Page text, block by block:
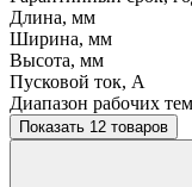
Длина, мм
Ширина, мм
Высота, мм
Пусковой ток, A
Диапазон рабочих
Показать 12 товаров